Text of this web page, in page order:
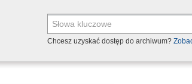
Chcesz uzyskać dostęp do archiwum?